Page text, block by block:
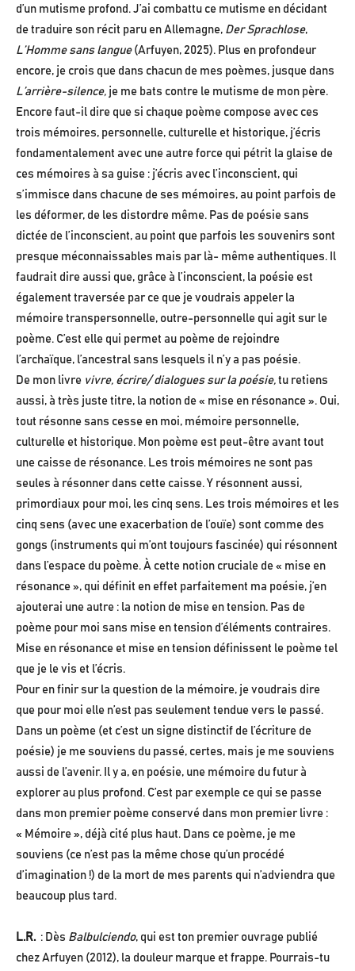
d’un mutisme profond. J’ai combattu ce mutisme en décidant
de traduire son récit paru en Allemagne, Der Sprachlose,
L’Homme sans langue(Arfuyen, 2025). Plus en profondeur
encore, je crois que dans chacun de mes poèmes, jusque dans
L’arrière-silence, je me bats contre le mutisme de mon père.
Encore faut-il dire que si chaque poème compose avec ces
trois mémoires, personnelle, culturelle et historique, j’écris
fondamentalement avec une autre force qui pétrit la glaise de
ces mémoires à sa guise : j’écris avec l’inconscient, qui
s’immisce dans chacune de ses mémoires, au point parfois de
les déformer, de les distordre même. Pas de poésie sans
dictée de l’inconscient, au point que parfois les souvenirs sont
presque méconnaissables mais par là- même authentiques. Il
faudrait dire aussi que, grâce à l’inconscient, la poésie est
également traversée par ce que je voudrais appeler la
mémoire transpersonnelle, outre-personnelle qui agit sur le
poème. C’est elle qui permet au poème de rejoindre
l’archaïque, l’ancestral sans lesquels il n’y a pas poésie.
De mon livre vivre, écrire/ dialogues sur la poésie, tu retiens
aussi, à très juste titre, la notion de « mise en résonance ». Oui,
tout résonne sans cesse en moi, mémoire personnelle,
culturelle et historique. Mon poème est peut-être avant tout
une caisse de résonance. Les trois mémoires ne sont pas
seules à résonner dans cette caisse. Y résonnent aussi,
primordiaux pour moi, les cinq sens. Les trois mémoires et les
cinq sens (avec une exacerbation de l’ouïe) sont comme des
gongs (instruments qui m’ont toujours fascinée) qui résonnent
dans l’espace du poème. À cette notion cruciale de « mise en
résonance », qui définit en effet parfaitement ma poésie, j’en
ajouterai une autre : la notion de mise en tension. Pas de
poème pour moi sans mise en tension d’éléments contraires.
Mise en résonance et mise en tension définissent le poème tel
que je le vis et l’écris.
Pour en finir sur la question de la mémoire, je voudrais dire
que pour moi elle n’est pas seulement tendue vers le passé.
Dans un poème (et c’est un signe distinctif de l’écriture de
poésie) je me souviens du passé, certes, mais je me souviens
aussi de l’avenir. Il y a, en poésie, une mémoire du futur à
explorer au plus profond. C’est par exemple ce qui se passe
dans mon premier poème conservé dans mon premier livre :
« Mémoire », déjà cité plus haut. Dans ce poème, je me
souviens (ce n’est pas la même chose qu’un procédé
d’imagination !) de la mort de mes parents qui n’adviendra que
beaucoup plus tard.
L.R. : Dès Balbulciendo, qui est ton premier ouvrage publié
chez Arfuyen (2012), la douleur marque et frappe. Pourrais-tu